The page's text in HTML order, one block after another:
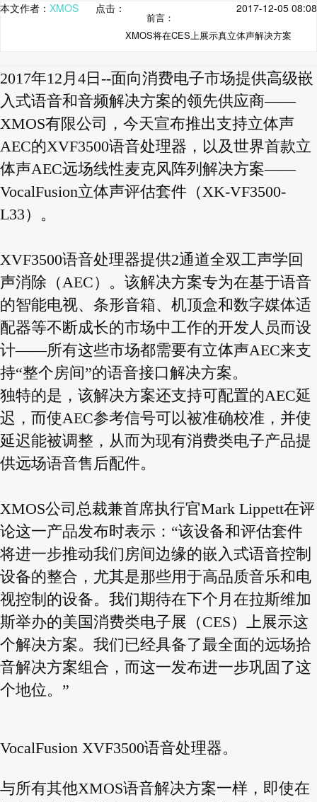
本文作者： XMOS 点击： 2017-12-05 08:08
前言：
XMOS将在CES上展示真立体声解决方案
2017年12月4日--面向消费电子市场提供高级嵌
入式语音和音频解决方案的领先供应商——
XMOS有限公司，今天宣布推出支持立体声
AEC的XVF3500语音处理器，以及世界首款立
体声AEC远场线性麦克风阵列解决方案——
VocalFusion立体声评估套件（XK-VF3500-
L33）。
XVF3500语音处理器提供2通道全双工声学回
声消除（AEC）。该解决方案专为在基于语音
的智能电视、条形音箱、机顶盒和数字媒体适
配器等不断成长的市场中工作的开发人员而设
计——所有这些市场都需要有立体声AEC来支
持“整个房间”的语音接口解决方案。
独特的是，该解决方案还支持可配置的AEC延
迟，而使AEC参考信号可以被准确校准，并使
延迟能被调整，从而为现有消费类电子产品提
供远场语音售后配件。
XMOS公司总裁兼首席执行官Mark Lippett在评
论这一产品发布时表示：“该设备和评估套件
将进一步推动我们房间边缘的嵌入式语音控制
设备的整合，尤其是那些用于高品质音乐和电
视控制的设备。我们期待在下个月在拉斯维加
斯举办的美国消费类电子展（CES）上展示这
个解决方案。我们已经具备了最全面的远场拾
音解决方案组合，而这一发布进一步巩固了这
个地位。”
VocalFusion XVF3500语音处理器。
与所有其他XMOS语音解决方案一样，即使在